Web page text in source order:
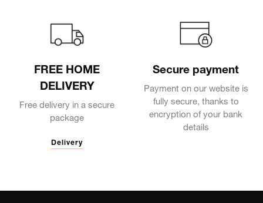
FREE HOME
DELIVERY
Free delivery in a secure
package
Delivery
Secure payment
Payment on our website is
fully secure, thanks to
encryption of your bank
details